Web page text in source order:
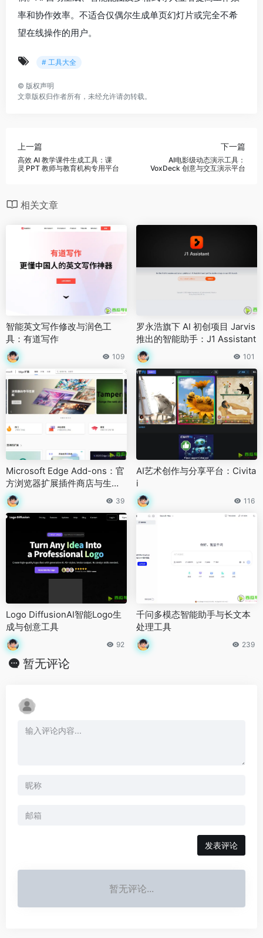
率和协作效率。不适合仅偶尔生成单页幻灯片或完全不希
望在线操作的用户。
# 工具大全
© 版权声明
文章版权归作者所有，未经允许请勿转载。
上一篇
高效 AI 教学课件生成工具：课
灵 PPT 教师与教育机构专用平台
下一篇
AI电影级动态演示工具：
VoxDeck 创意与交互演示平台
相关文章
智能英文写作修改与润色工
具：有道写作
109
罗永浩旗下 AI 初创项目 Jarvis
推出的智能助手：J1 Assistant
101
Microsoft Edge Add-ons：官
方浏览器扩展插件商店与生产
力增强生态平台
39
AI艺术创作与分享平台：Civita
i
116
Logo DiffusionAI智能Logo生
成与创意工具
92
千问多模态智能助手与长文本
处理工具
239
暂无评论
发表评论
暂无评论...